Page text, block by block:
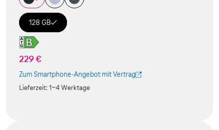
128 GB
229 €
Zum Smartphone-Angebot mit Vertrag
(Der Link wird in einem neuen Tab geöffnet)
Lieferzeit:1-4 Werktage